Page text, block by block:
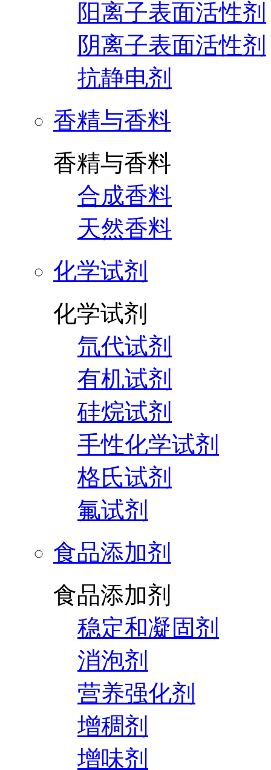
阳离子表面活性剂
阴离子表面活性剂
抗静电剂
香精与香料
香精与香料
合成香料
天然香料
化学试剂
化学试剂
氘代试剂
有机试剂
硅烷试剂
手性化学试剂
格氏试剂
氟试剂
食品添加剂
食品添加剂
稳定和凝固剂
消泡剂
营养强化剂
增稠剂
增味剂